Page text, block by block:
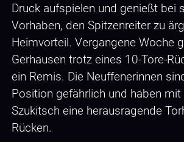
Druck aufspielen und genießt bei
Vorhaben, den Spitzenreiter zu
Heimvorteil. Vergangene Woche
Gerhausen trotz eines 10-Tore-
ein Remis. Die Neuffenerinnen
Position gefährlich und haben mit
Szukitsch eine herausragende
Rücken.